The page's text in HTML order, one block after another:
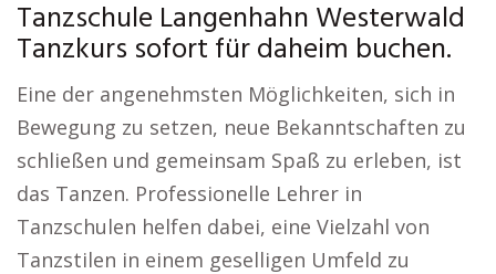
Tanzschule Langenhahn Westerwald
Tanzkurs sofort für daheim buchen.
Eine der angenehmsten Möglichkeiten, sich in
Bewegung zu setzen, neue Bekanntschaften zu
schließen und gemeinsam Spaß zu erleben, ist
das Tanzen. Professionelle Lehrer in
Tanzschulen helfen dabei, eine Vielzahl von
Tanzstilen in einem geselligen Umfeld zu